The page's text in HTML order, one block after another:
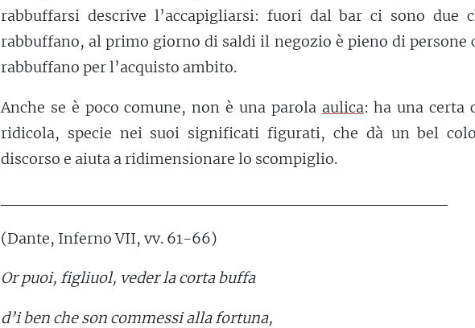
rabbuffarsi descrive l’accapigliarsi: fuori dal bar ci sono due
rabbuffano, al primo giorno di saldi il negozio è pieno di persone
rabbuffano per l’acquisto ambito.
Anche se è poco comune, non è una parola aulica: ha una certa
ridicola, specie nei suoi significati figurati, che dà un bel
discorso e aiuta a ridimensionare lo scompiglio.
(Dante, Inferno VII, vv. 61-66)
Or puoi, figliuol, veder la corta buffa
d’i ben che son commessi alla fortuna,